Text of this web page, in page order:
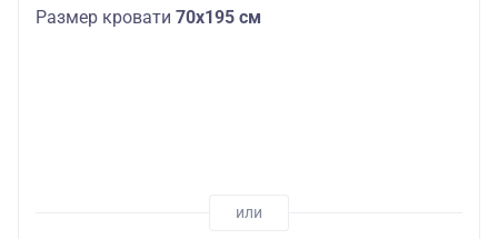
Размер кровати 70х195 см